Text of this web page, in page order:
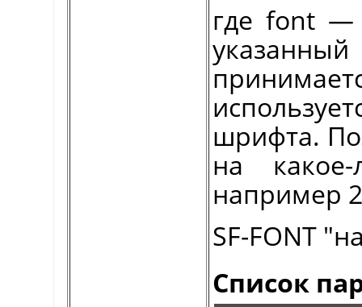
где font —
шрифта.
на
например
SF-FONT
Список